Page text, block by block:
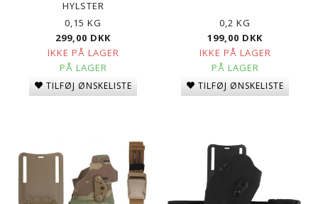
HYLSTER
0,15 KG
299,00 DKK
IKKE PÅ LAGER
PÅ LAGER
TILFØJ ØNSKELISTE
0,2 KG
199,00 DKK
IKKE PÅ LAGER
PÅ LAGER
TILFØJ ØNSKELISTE